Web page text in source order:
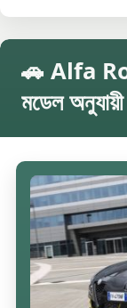
🚗 Alfa
মডেল অনুযায়ী